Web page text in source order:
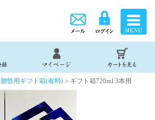
贈答用ギフト箱(有料) > ギフト箱720ml 3本用